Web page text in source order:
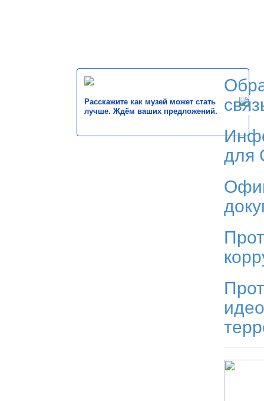
Расскажите как музей может стать
лучше. Ждём ваших предложений.